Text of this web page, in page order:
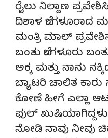
ರೈಲು ನಿಲ್ದಾಣ
ದಿಶಾಳ ಬೆಂಗಳೂರಾದ
ಮಂತ್ರಿ ಮಾಲ್
ಬಂತು ಬೆಂಗಳೂರು
ಅಕ್ಕ ಮತ್ತು ನಾನು
ಬ್ಯಾಟರಿ ಚಾಲಿತ
ಕೋಣೆ ಹೀಗೆ ಎಲ್ಲಾ
ಫುಲ್
ನೋಡಿ ನಾವು ನೀವು